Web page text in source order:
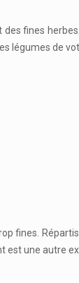
fines
légumes de
fines.
une autre